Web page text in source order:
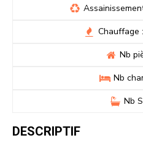
Chauffage
Nb
Nb
Nb
DESCRIPTIF